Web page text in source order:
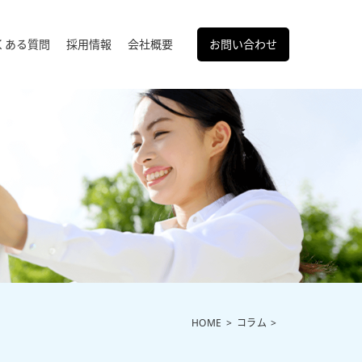
ある質問 採用情報 会社概要 お問い合わせ
HOME コラム